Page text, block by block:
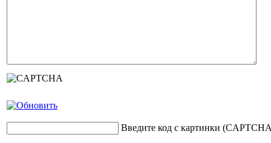
Введите код с картинки